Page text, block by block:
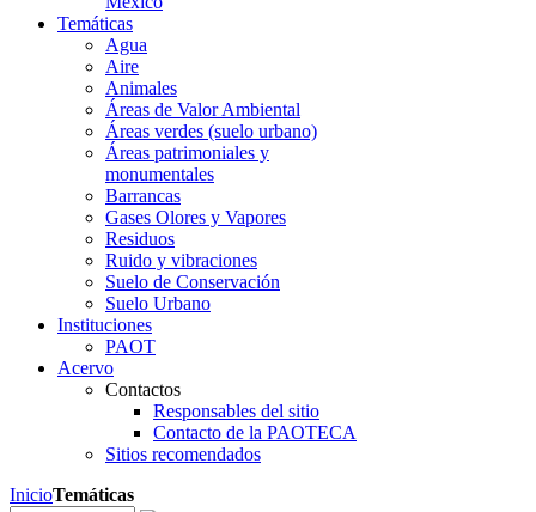
Temáticas
Agua
Aire
Animales
Áreas de Valor Ambiental
Áreas verdes (suelo urbano)
Áreas patrimoniales y
monumentales
Barrancas
Gases Olores y Vapores
Residuos
Ruido y vibraciones
Suelo de Conservación
Suelo Urbano
Instituciones
PAOT
Acervo
Contactos
Responsables del sitio
Contacto de la PAOTECA
Sitios recomendados
InicioTemáticas